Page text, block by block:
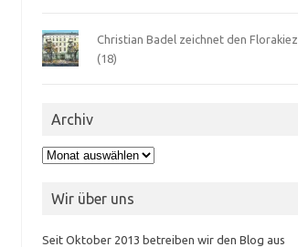
Christian Badel zeichnet den Florakiez
(18)
Archiv
Archiv
Wir über uns
Seit Oktober 2013 betreiben wir den Blog aus